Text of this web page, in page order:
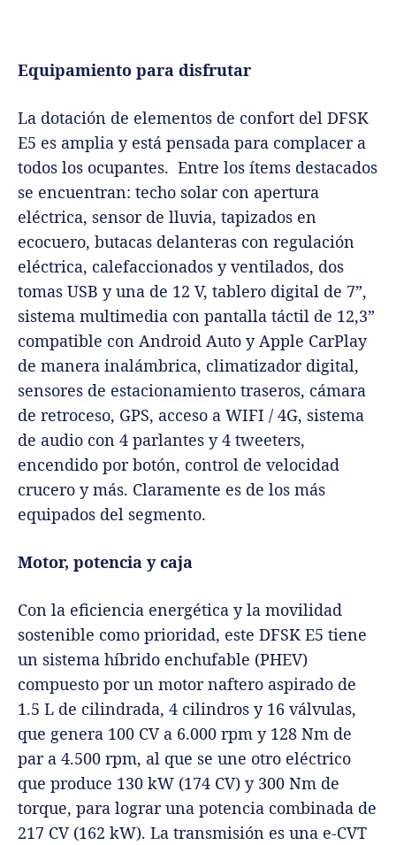
Equipamiento para disfrutar
La dotación de elementos de confort del DFSK
E5 es amplia y está pensada para complacer a
todos los ocupantes. Entre los ítems destacados
se encuentran: techo solar con apertura
eléctrica, sensor de lluvia, tapizados en
ecocuero, butacas delanteras con regulación
eléctrica, calefaccionados y ventilados, dos
tomas USB y una de 12 V, tablero digital de 7”,
sistema multimedia con pantalla táctil de 12,3”
compatible con Android Auto y Apple CarPlay
de manera inalámbrica, climatizador digital,
sensores de estacionamiento traseros, cámara
de retroceso, GPS, acceso a WIFI / 4G, sistema
de audio con 4 parlantes y 4 tweeters,
encendido por botón, control de velocidad
crucero y más. Claramente es de los más
equipados del segmento.
Motor, potencia y caja
Con la eficiencia energética y la movilidad
sostenible como prioridad, este DFSK E5 tiene
un sistema híbrido enchufable (PHEV)
compuesto por un motor naftero aspirado de
1.5 L de cilindrada, 4 cilindros y 16 válvulas,
que genera 100 CV a 6.000 rpm y 128 Nm de
par a 4.500 rpm, al que se une otro eléctrico
que produce 130 kW (174 CV) y 300 Nm de
torque, para lograr una potencia combinada de
217 CV (162 kW). La transmisión es una e-CVT